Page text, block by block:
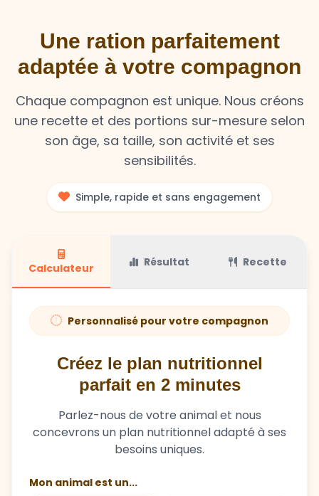
Une ration parfaitement
adaptée à votre compagnon
Chaque compagnon est unique. Nous créons
une recette et des portions sur-mesure selon
son âge, sa taille, son activité et ses
sensibilités.
Simple, rapide et sans engagement
Calculateur Résultat Recette
Personnalisé pour votre compagnon
Créez le plan nutritionnel
parfait en 2 minutes
Parlez-nous de votre animal et nous
concevrons un plan nutritionnel adapté à ses
besoins uniques.
Mon animal est un...